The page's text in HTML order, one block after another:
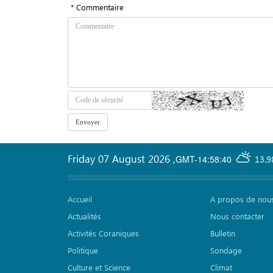
* Commentaire
GMT-14:58:40
Friday 07 August 2026 ,
Accueil
Actualités
Activités Coraniques
Politique
Culture et Science
A propos de
Nous contacter
Bulletin
Sondage
Climat